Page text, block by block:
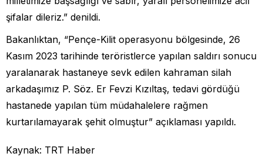
şifalar dileriz.” denildi.
Bakanlıktan, “Pençe-Kilit operasyonu bölgesinde, 26
Kasım 2023 tarihinde teröristlerce yapılan saldırı sonucu
yaralanarak hastaneye sevk edilen kahraman silah
arkadaşımız P. Söz. Er Fevzi Kızıltaş, tedavi gördüğü
hastanede yapılan tüm müdahalelere rağmen
kurtarılamayarak şehit olmuştur” açıklaması yapıldı.
Kaynak: TRT Haber